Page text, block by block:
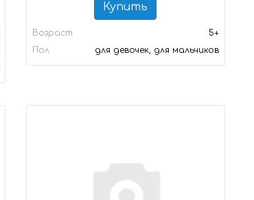
Купить
Возраст
5+
Пол
для девочек, для мальчиков